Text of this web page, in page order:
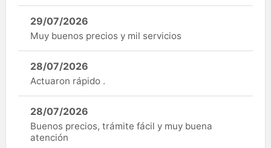
29/07/2026
Muy buenos precios y mil servicios
28/07/2026
Actuaron rápido .
28/07/2026
Buenos precios, trámite fácil y muy buena
atención